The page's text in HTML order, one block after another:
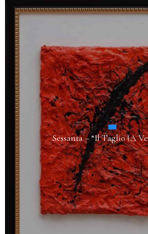
Quaranta – “La Dinamica del
Version)”